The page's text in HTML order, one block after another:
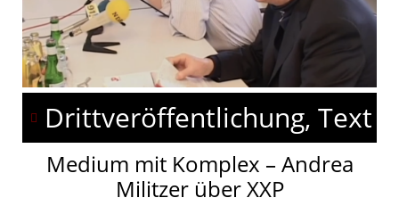
Drittveröffentlichung, Text
Medium mit Komplex – Andrea
Militzer über XXP